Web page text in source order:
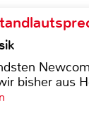
bisher aus